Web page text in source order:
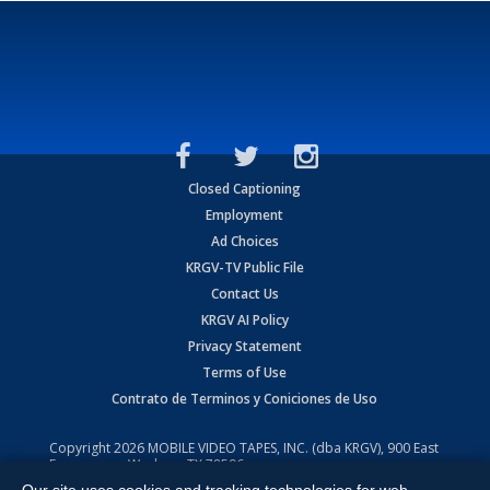
Closed Captioning
Employment
Ad Choices
KRGV-TV Public File
Contact Us
KRGV AI Policy
Privacy Statement
Terms of Use
Contrato de Terminos y Coniciones de Uso
Copyright2026 MOBILE VIDEO TAPES, INC. (dba KRGV), 900 East
Expressway, Weslaco, TX 78596.